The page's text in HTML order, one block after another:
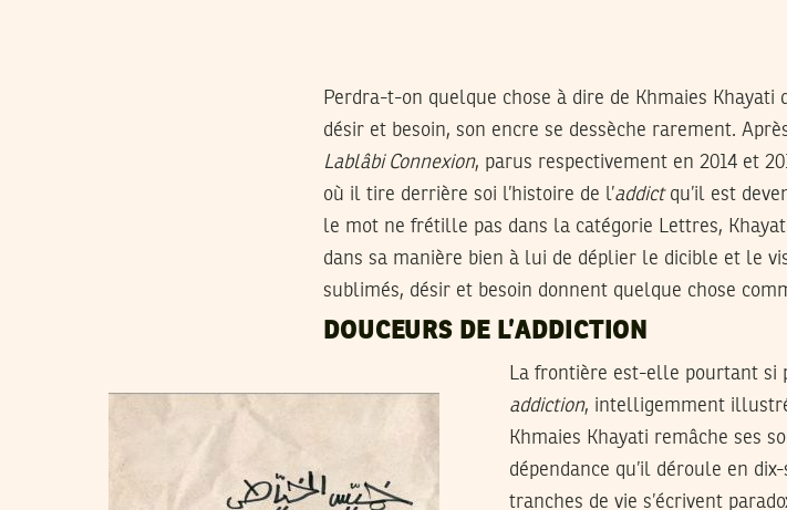
Perdra-t-on quelque chose à dire de Khmaies Khayati
désir et besoin, son encre se dessèche rarement.
Lablâbi Connexion, parus respectivement en 2014 et
où il tire derrière soi l’histoire de l’addictqu’il est
le mot ne frétille pas dans la catégorie Lettres,
dans sa manière bien à lui de déplier le dicible et le
sublimés, désir et besoin donnent quelque chose
DOUCEURS DE L’ADDICTION
La frontière est-elle pourtant si
addiction, intelligemment
Khmaies Khayati remâche ses
dépendance qu’il déroule en
tranches de vie s’écrivent